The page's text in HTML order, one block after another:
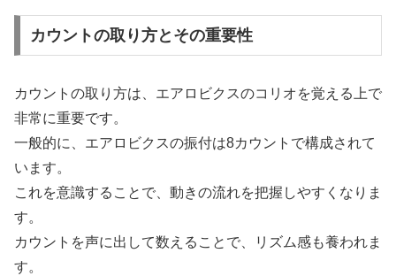
カウントの取り方とその重要性
カウントの取り方は、エアロビクスのコリオを覚える上で
非常に重要です。
一般的に、エアロビクスの振付は8カウントで構成されて
います。
これを意識することで、動きの流れを把握しやすくなりま
す。
カウントを声に出して数えることで、リズム感も養われま
す。